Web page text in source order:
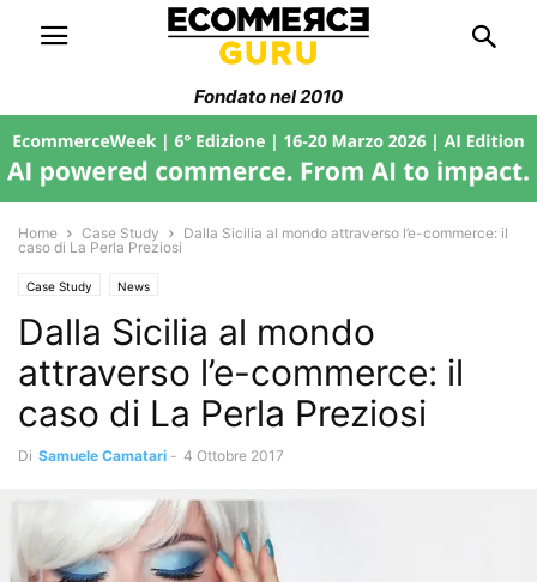
Fondato nel 2010
Home Case Study
Dalla Sicilia al mondo attraverso l’e-commerce: il
caso di La Perla Preziosi
Case Study News
Dalla Sicilia al mondo
attraverso l’e-commerce: il
caso di La Perla Preziosi
Di Samuele Camatari - 4 Ottobre 2017